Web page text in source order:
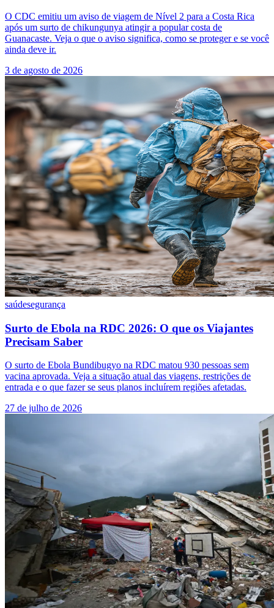
O CDC emitiu um aviso de viagem de Nível 2 para a Costa Rica
após um surto de chikungunya atingir a popular costa de
Guanacaste. Veja o que o aviso significa, como se proteger e se você
ainda deve ir.
3 de agosto de 2026
saúdesegurança
Surto de Ebola na RDC 2026: O que os Viajantes
Precisam Saber
O surto de Ebola Bundibugyo na RDC matou 930 pessoas sem
vacina aprovada. Veja a situação atual das viagens, restrições de
entrada e o que fazer se seus planos incluírem regiões afetadas.
27 de julho de 2026